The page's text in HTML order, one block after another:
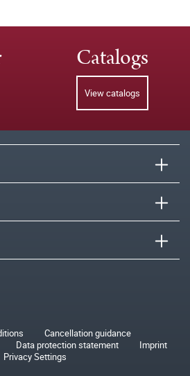
Catalogs
View catalogs
Cancellation guidance
Data protection statement
Imprint
Privacy Settings